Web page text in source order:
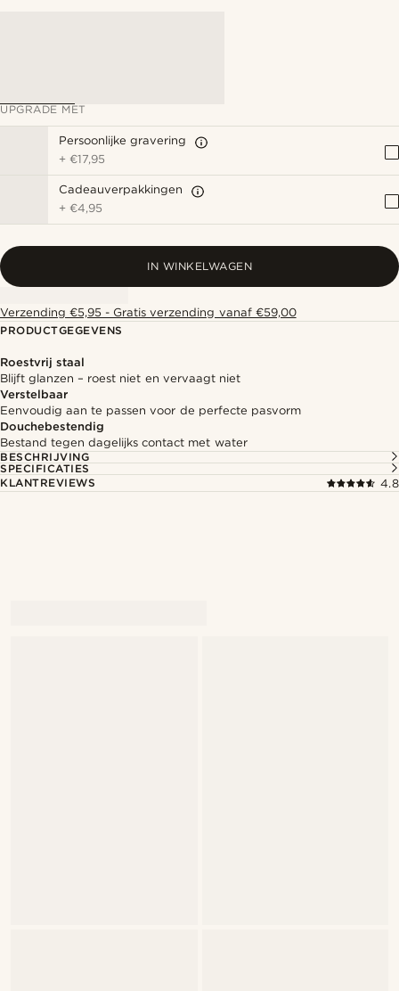
UPGRADE MET
Persoonlijke gravering
+€17,95
Cadeauverpakkingen
+€4,95
IN WINKELWAGEN
Verzending €5,95 - Gratis verzending vanaf €59,00
PRODUCTGEGEVENS
Roestvrij staal
Blijft glanzen – roest niet en vervaagt niet
Verstelbaar
Eenvoudig aan te passen voor de perfecte pasvorm
Douchebestendig
Bestand tegen dagelijks contact met water
BESCHRIJVING
SPECIFICATIES
KLANTREVIEWS
4.8